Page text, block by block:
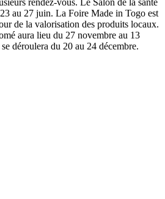
au 27 juin. La Foire Made in Togo est
de la valorisation des produits locaux.
aura lieu du 27 novembre au 13
déroulera du 20 au 24 décembre.